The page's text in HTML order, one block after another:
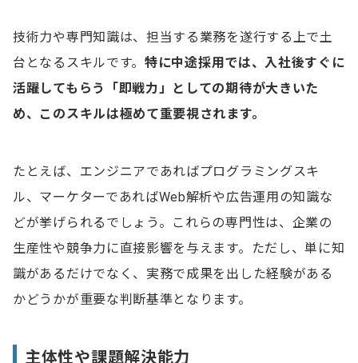
技術力や専門知識は、担当する業務を遂行する上で土
台となるスキルです。 特に中途採用では、入社後すぐに
活躍してもらう「即戦力」としての期待が大きいた
め、このスキルは極めて重要視されます。
たとえば、エンジニアであればプログラミングスキ
ル、マーケターであればWeb解析や広告運用の知識な
どが挙げられるでしょう。これらの専門性は、企業の
生産性や競争力に直接影響を与えます。ただし、単に知
識があるだけでなく、実務で成果を出した経験がある
かどうかが重要な判断基準となります。
主体性や課題解決能力